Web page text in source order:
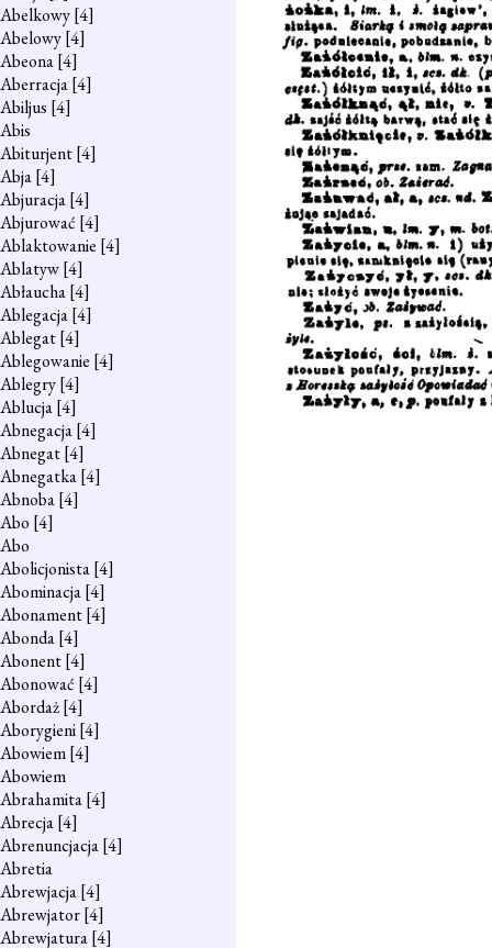
Abelkowy[4]
Abelowy[4]
Abeona[4]
Aberracja[4]
Abiljus [4]
Abis
Abiturjent[4]
Abja[4]
Abjuracja[4]
Abjurować [4]
Ablaktowanie [4]
Ablatyw[4]
Abłaucha[4]
Ablegacja[4]
Ablegat[4]
Ablegowanie [4]
Ablegry[4]
Ablucja[4]
Abnegacja[4]
Abnegat[4]
Abnegatka[4]
Abnoba[4]
Abo [4]
Abo
Abolicjonista[4]
Abominacja[4]
Abonament[4]
Abonda[4]
Abonent[4]
Abonować [4]
Abordaż[4]
Aborygieni[4]
Abowiem[4]
Abowiem
Abrahamita[4]
Abrecja[4]
Abrenuncjacja[4]
Abretia
Abrewjacja[4]
Abrewjator[4]
Abrewjatura[4]